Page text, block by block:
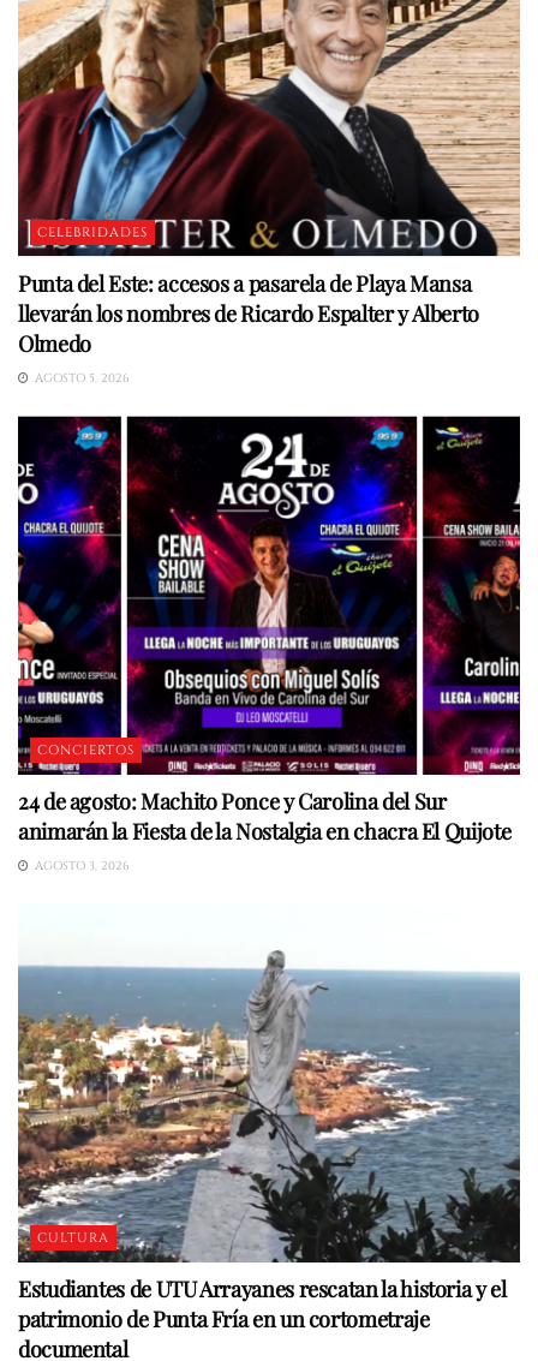
CELEBRIDADES
Punta del Este: accesos a pasarela de Playa Mansa
llevarán los nombres de Ricardo Espalter y Alberto
Olmedo
AGOSTO 5, 2026
CONCIERTOS
24 de agosto: Machito Ponce y Carolina del Sur
animarán la Fiesta de la Nostalgia en chacra El Quijote
AGOSTO 3, 2026
CULTURA
Estudiantes de UTU Arrayanes rescatan la historia y el
patrimonio de Punta Fría en un cortometraje
documental